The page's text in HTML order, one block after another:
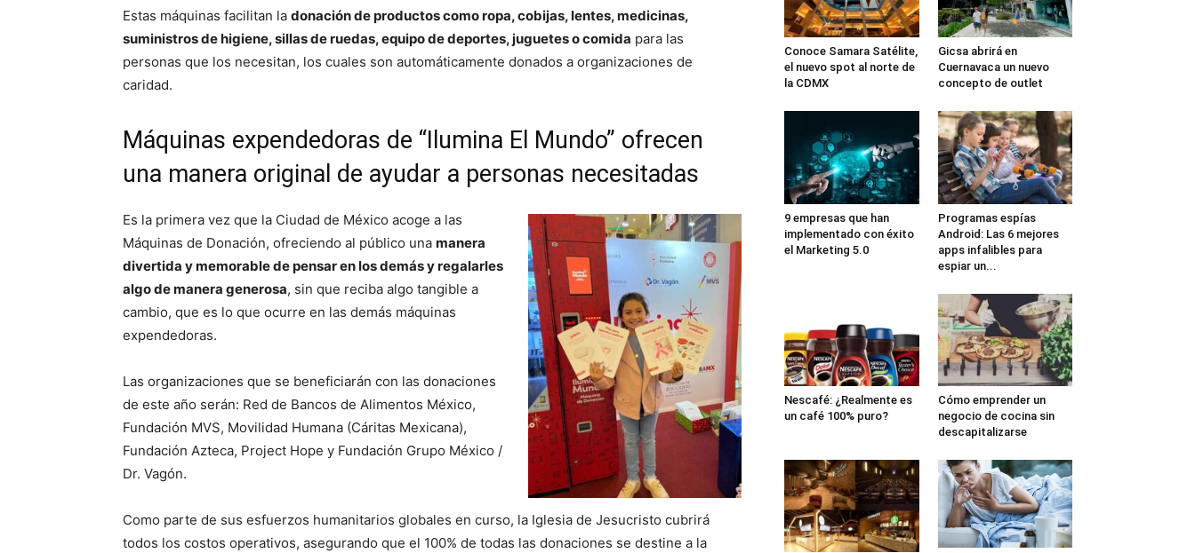
Estas máquinas facilitan la donación de productos como ropa, cobijas, lentes, medicinas,
suministros de higiene, sillas de ruedas, equipo de deportes, juguetes o comida para las
personas que los necesitan, los cuales son automáticamente donados a organizaciones de
caridad.
Máquinas expendedoras de “Ilumina El Mundo” ofrecen
una manera original de ayudar a personas necesitadas
Es la primera vez que la Ciudad de México acoge a las
Máquinas de Donación, ofreciendo al público una manera
divertida y memorable de pensar en los demás y regalarles
algo de manera generosa, sin que reciba algo tangible a
cambio, que es lo que ocurre en las demás máquinas
expendedoras.
Las organizaciones que se beneficiarán con las donaciones
de este año serán: Red de Bancos de Alimentos México,
Fundación MVS, Movilidad Humana (Cáritas Mexicana),
Fundación Azteca, Project Hope y Fundación Grupo México /
Dr. Vagón.
Como parte de sus esfuerzos humanitarios globales en curso, la Iglesia de Jesucristo cubrirá
todos los costos operativos, asegurando que el 100% de todas las donaciones se destine a la
Conoce Samara Satélite,
el nuevo spot al norte de
la CDMX
Gicsa abrirá en
Cuernavaca un nuevo
concepto de outlet
9 empresas que han
implementado con éxito
el Marketing 5.0
Programas espías
Android: Las 6 mejores
apps infalibles para
espiar un...
Nescafé: ¿Realmente es
un café 100% puro?
Cómo emprender un
negocio de cocina sin
descapitalizarse